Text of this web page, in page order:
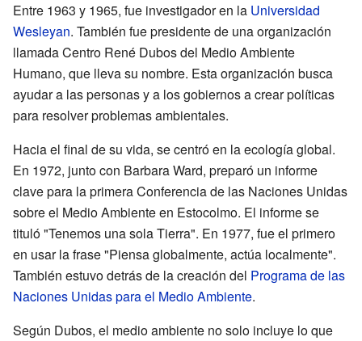
Entre 1963 y 1965, fue investigador en la Universidad
Wesleyan. También fue presidente de una organización
llamada Centro René Dubos del Medio Ambiente
Humano, que lleva su nombre. Esta organización busca
ayudar a las personas y a los gobiernos a crear políticas
para resolver problemas ambientales.
Hacia el final de su vida, se centró en la ecología global.
En 1972, junto con Barbara Ward, preparó un informe
clave para la primera Conferencia de las Naciones Unidas
sobre el Medio Ambiente en Estocolmo. El informe se
tituló "Tenemos una sola Tierra". En 1977, fue el primero
en usar la frase "Piensa globalmente, actúa localmente".
También estuvo detrás de la creación del Programa de las
Naciones Unidas para el Medio Ambiente.
Según Dubos, el medio ambiente no solo incluye lo que